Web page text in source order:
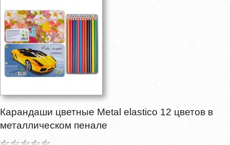
Карандаши цветные Metal elastico 12 цветов в
металлическом пенале